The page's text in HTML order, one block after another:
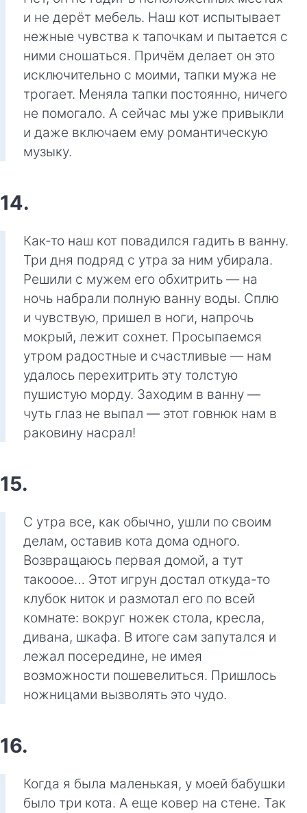
и не дерёт мебель. Наш кот испытывает
нежные чувства к тапочкам и пытается с
ними сношаться. Причём делает он это
исключительно с моими, тапки мужа не
трогает. Меняла тапки постоянно, ничего
не помогало. А сейчас мы уже привыкли
и даже включаем ему романтическую
музыку.
14.
Как-то наш кот повадился гадить в ванну.
Три дня подряд с утра за ним убирала.
Решили с мужем его обхитрить — на
ночь набрали полную ванну воды. Сплю
и чувствую, пришел в ноги, напрочь
мокрый, лежит сохнет. Просыпаемся
утром радостные и счастливые — нам
удалось перехитрить эту толстую
пушистую морду. Заходим в ванну —
чуть глаз не выпал — этот говнюк нам в
раковину насрал!
15.
С утра все, как обычно, ушли по своим
делам, оставив кота дома одного.
Возвращаюсь первая домой, а тут
такооое… Этот игрун достал откуда-то
клубок ниток и размотал его по всей
комнате: вокруг ножек стола, кресла,
дивана, шкафа. В итоге сам запутался и
лежал посередине, не имея
возможности пошевелиться. Пришлось
ножницами вызволять это чудо.
16.
Когда я была маленькая, у моей бабушки
было три кота. А еще ковер на стене. Так